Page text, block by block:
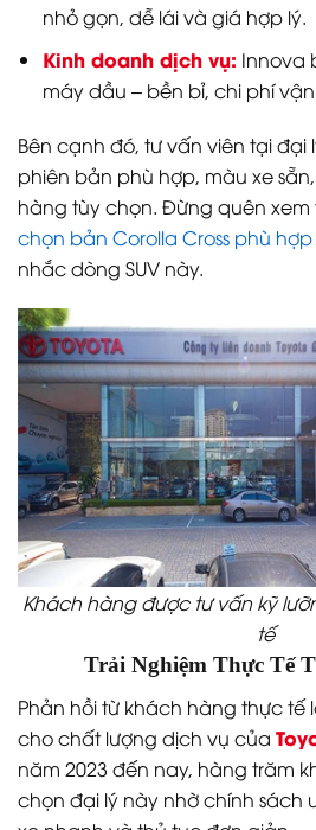
nhỏ gọn, dễ lái và giá hợp lý.
Kinh doanh dịch vụ: Innova
máy dầu – bền bỉ, chi phí
Bên cạnh đó, tư vấn viên tại đại
phiên bản phù hợp, màu xe
hàng tùy chọn. Đừng quên xem
chọn bản Corolla Cross phù hợp
nhắc dòng SUV này.
Khách hàng được tư vấn kỹ
tế
Trải Nghiệm Thực Tế
Phản hồi từ khách hàng thực tế
cho chất lượng dịch vụ của
năm 2023 đến nay, hàng trăm
chọn đại lý này nhờ chính sách